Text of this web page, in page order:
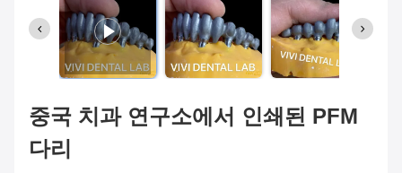
중국 치과 연구소에서 인쇄된 PFM
다리